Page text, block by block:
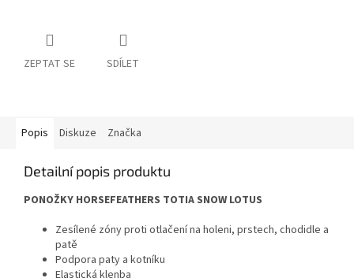
ZEPTAT SE SDÍLET
Popis Diskuze Značka
Detailní popis produktu
PONOŽKY HORSEFEATHERS TOTIA SNOW LOTUS
Zesílené zóny proti otlačení na holeni, prstech, chodidle a
patě
Podpora paty a kotníku